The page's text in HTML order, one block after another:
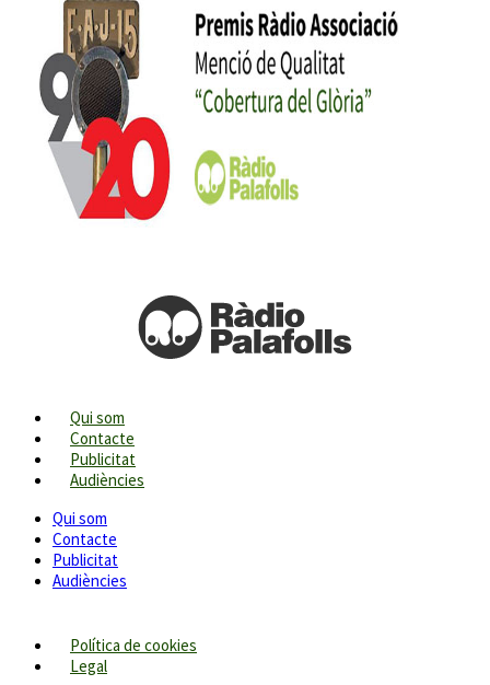
Qui som
Contacte
Publicitat
Audiències
Qui som
Contacte
Publicitat
Audiències
Política de cookies
Legal